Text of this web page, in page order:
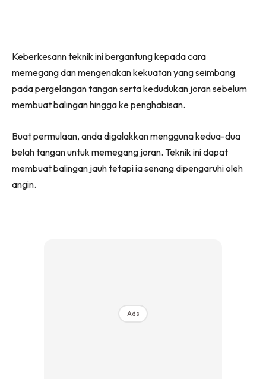
Keberkesann teknik ini bergantung kepada cara
memegang dan mengenakan kekuatan yang seimbang
pada pergelangan tangan serta kedudukan joran sebelum
membuat balingan hingga ke penghabisan.
Buat permulaan, anda digalakkan mengguna kedua-dua
belah tangan untuk memegang joran. Teknik ini dapat
membuat balingan jauh tetapi ia senang dipengaruhi oleh
angin.
Ads